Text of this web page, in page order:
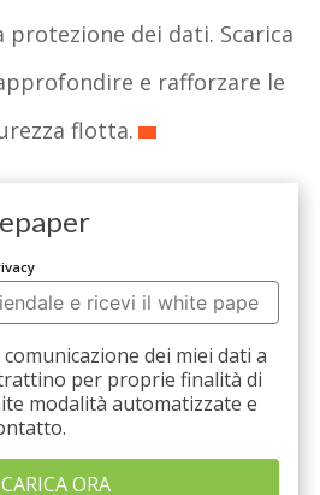
dei dati. Scarica
e rafforzare le
flotta.
dei miei dati a
per proprie finalità di
modalità automatizzate e